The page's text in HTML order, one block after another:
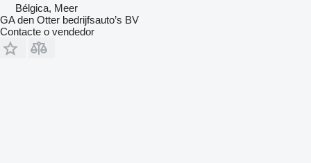
Bélgica, Meer
GA den Otter bedrijfsauto’s BV
Contacte o vendedor